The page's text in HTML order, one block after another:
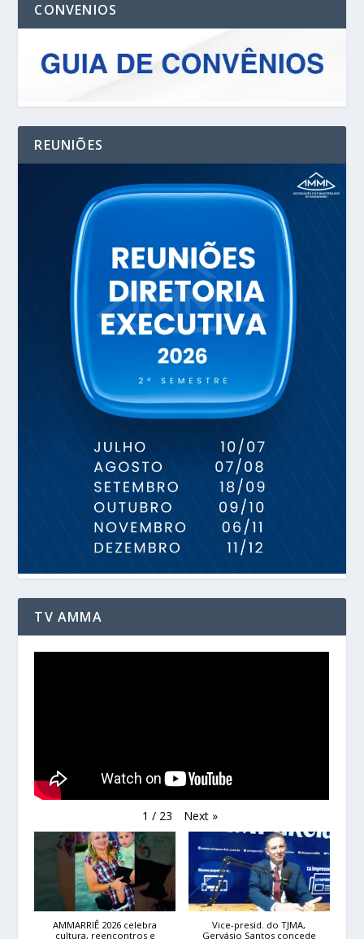
CONVENIOS
REUNIÕES
TV AMMA
1 / 23 Next »
AMMARRIÊ 2026 celebra
cultura, reencontros e
Vice-presid. do TJMA,
Gervásio Santos concede